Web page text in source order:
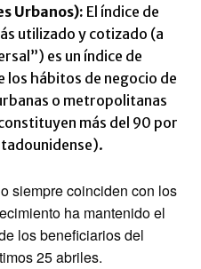
Urbanos): El índice de
utilizado y cotizado (a
es un índice de
los hábitos de negocio de
o metropolitanas
más del 90 por
siempre coinciden con los
ha mantenido el
los beneficiarios del
25 abriles.